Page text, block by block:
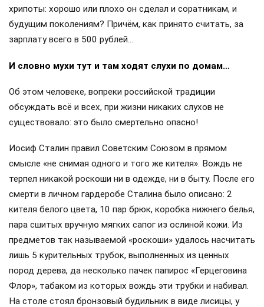
хрипоты: хорошо или плохо он сделал и соратникам, и
будущим поколениям? Причём, как принято считать, за
зарплату всего в 500 рублей…
И словно мухи тут и там ходят слухи по домам…
Об этом человеке, вопреки российской традиции
обсуждать всё и всех, при жизни никаких слухов не
существовало: это было смертельно опасно!
Иосиф Сталин правил Советским Союзом в прямом
смысле «не снимая одного и того же кителя». Вождь не
терпел никакой роскоши ни в одежде, ни в быту. После его
смерти в личном гардеробе Сталина было описано: 2
кителя белого цвета, 10 пар брюк, коробка нижнего белья,
пара сшитых вручную мягких сапог из ослиной кожи. Из
предметов так называемой «роскоши» удалось насчитать
лишь 5 курительных трубок, выполненных из ценных
пород дерева, да несколько пачек папирос «Герцеговина
Флор», табаком из которых вождь эти трубки и набивал.
На столе стоял бронзовый будильник в виде лисицы, у